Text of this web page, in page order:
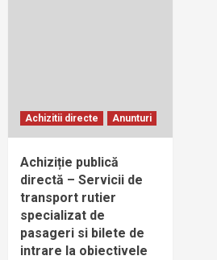
Achizitii directe Anunturi
Achiziție publică
directă – Servicii de
transport rutier
specializat de
pasageri si bilete de
intrare la obiectivele